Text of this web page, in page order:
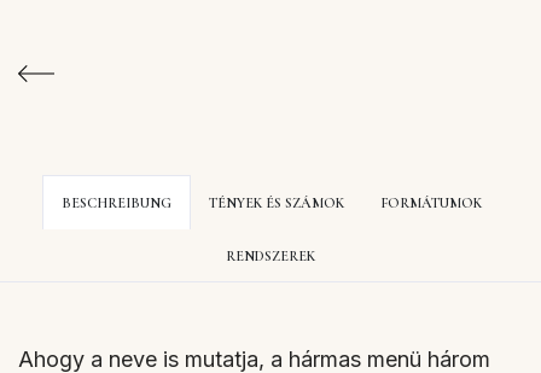
BESCHREIBUNG TÉNYEK ÉS SZÁMOK FORMÁTUMOK
RENDSZEREK
Ahogy a neve is mutatja, a hármas menü három